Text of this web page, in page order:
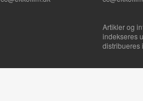
Artikler og
indekseres
distribueres